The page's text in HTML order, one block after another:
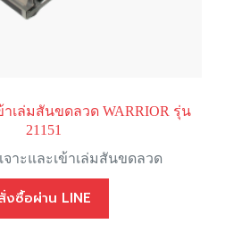
าเล่มสันขดลวด WARRIOR รุ่น
21151
จาะและเข้าเล่มสันขดลวด
งซื้อผ่าน LINE